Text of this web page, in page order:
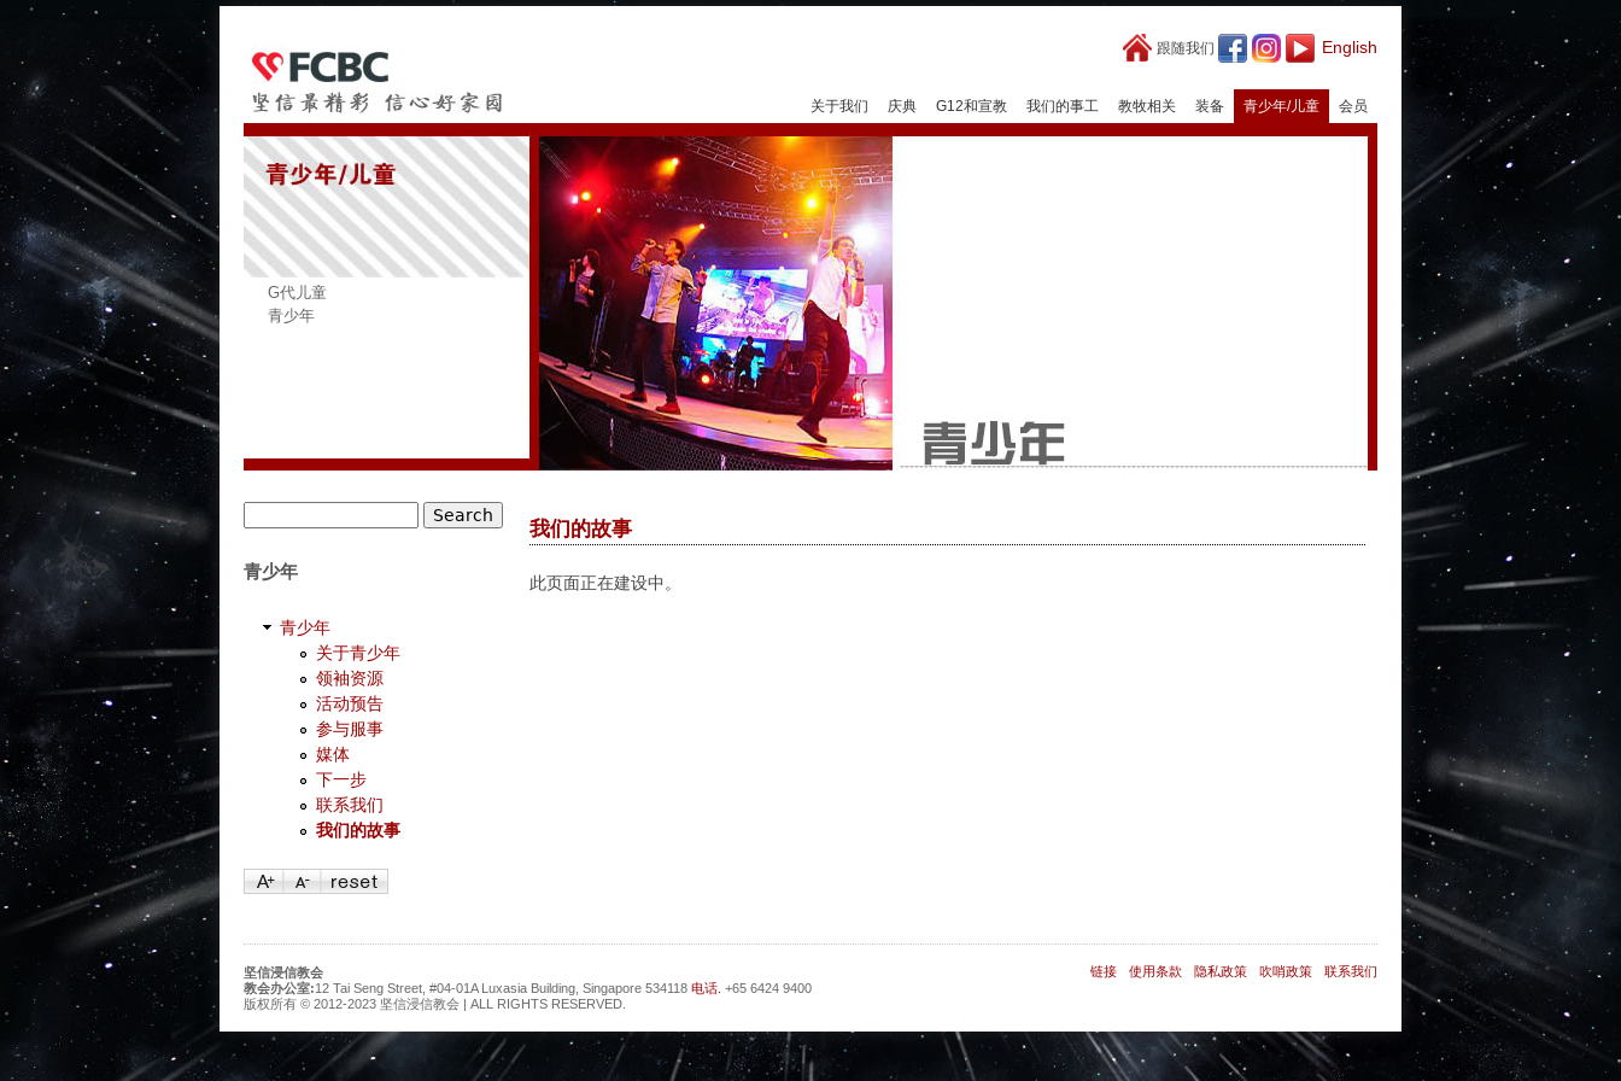
跟随我们 English
关于我们 庆典 G12和宣教 我们的事工 教牧相关 装备 青少年/儿童 会员
G代儿童
青少年
我们的故事
此页面正在建设中。
青少年
青少年
关于青少年
领袖资源
活动预告
参与服事
媒体
下一步
联系我们
我们的故事
链接 使用条款 隐私政策 吹哨政策 联系我们
坚信浸信教会
教会办公室:12 Tai Seng Street, #04-01A Luxasia Building, Singapore 534118 电话. +65 6424 9400
版权所有 © 2012-2023 坚信浸信教会 | ALL RIGHTS RESERVED.